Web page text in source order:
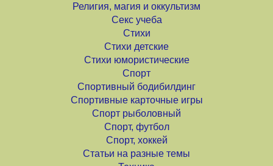
Религия, магия и оккультизм
Секс учеба
Стихи
Стихи детские
Стихи юмористические
Спорт
Спортивный бодибилдинг
Спортивные карточные игры
Спорт рыболовный
Спорт, футбол
Спорт, хоккей
Статьи на разные темы